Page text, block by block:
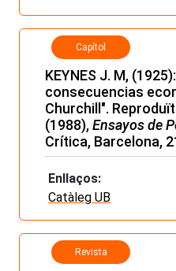
Capítol
KEYNES J. M,
consecuencias
Churchill".
(1988),Ensayos de
Crítica, Barcelona,
Enllaços:
Catàleg UB
Revista